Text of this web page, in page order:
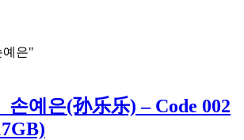
예은"
손예은(孙乐乐) – Code 002